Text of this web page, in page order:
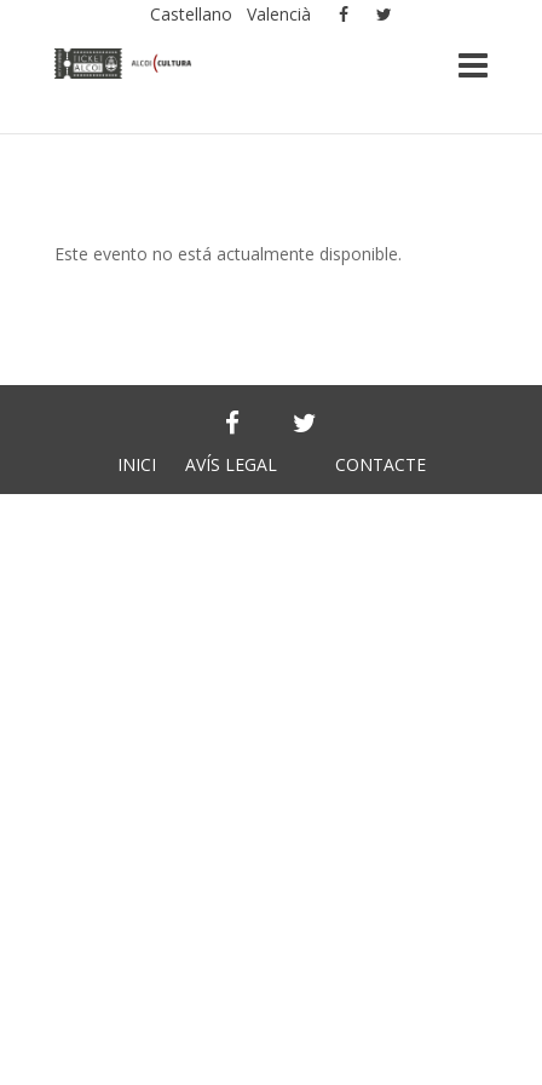
Castellano Valencià
Este evento no está actualmente disponible.
INICI AVÍS LEGAL CONTACTE